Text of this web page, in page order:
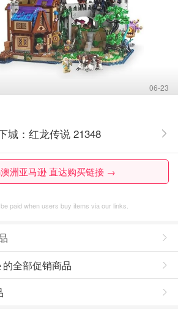
06-23
城：红龙传说 21348
洲亚马逊 直达购买链接 →
paid when users buy items via our links.
的全部促销商品